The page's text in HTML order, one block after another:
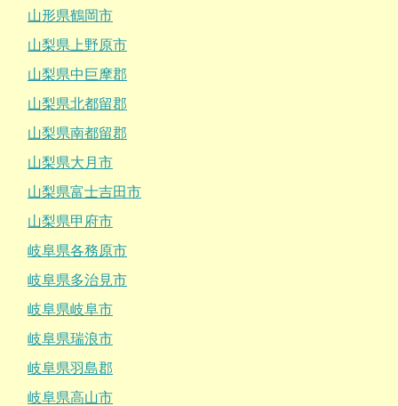
山形県鶴岡市
山梨県上野原市
山梨県中巨摩郡
山梨県北都留郡
山梨県南都留郡
山梨県大月市
山梨県富士吉田市
山梨県甲府市
岐阜県各務原市
岐阜県多治見市
岐阜県岐阜市
岐阜県瑞浪市
岐阜県羽島郡
岐阜県高山市